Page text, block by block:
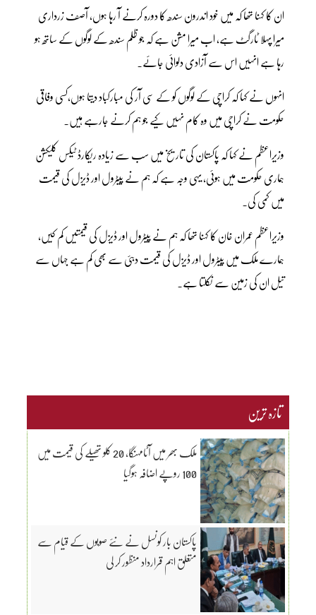
ان کا کہنا تھا کہ میں خود اندرون سندھ کا دورہ کرنے آ رہا ہوں، آصف زرداری
میرا پہلا ٹارگٹ ہے، اب میرا مشن ہے کہ جو ظلم سندھ کے لوگوں کے ساتھ ہو
رہا ہے انہیں اس سے آزادی دلوائی جائے۔
انہوں نے کہا کہ کراچی کے لوگوں کو کے سی آر کی مبارکباد دیتا ہوں،کسی وفاقی
حکومت نے کراچی میں وہ کام نہیں کیے جو ہم کرنے جارہے ہیں۔
وزیراعظم نے کہا کہ پاکستان کی تاریخ میں سب سے زیادہ ریکارڈ ٹیکس کلیکشن
ہماری حکومت میں ہوئی، یہی وجہ ہے کہ ہم نے پیٹرول اور ڈیزل کی قیمت
میں کمی کی۔
وزیراعظم عمران خان کا کہنا تھا کہ ہم نے پیٹرول اور ڈیزل کی قیمتیں کم کیں،
ہمارے ملک میں پیٹرول اور ڈیزل کی قیمت دبئی سے بھی کم ہے جہاں سے
تیل ان کی زمین سے نکلتا ہے۔
تازہ ترین
ملک بھر میں آٹامہنگا، 20 کلو تھیلے کی قیمت میں
100 روپے اضافہ ہوگیا
پاکستان بار کونسل نے نئے صوبوں کے قیام سے
متعلق اہم قرارداد منظور کر لی